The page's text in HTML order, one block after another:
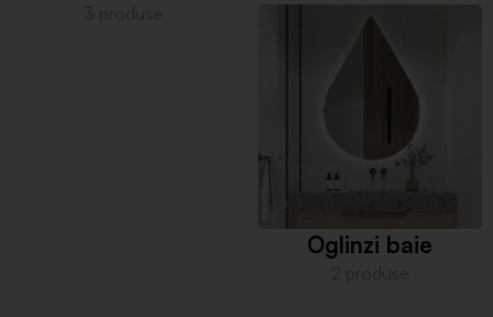
Oglinzi baie